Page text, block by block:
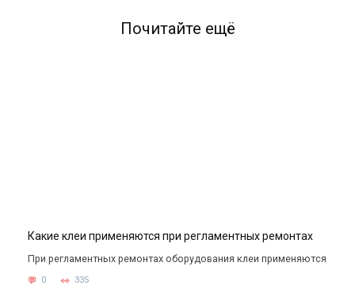
Почитайте ещё
Какие клеи применяются при регламентных ремонтах
При регламентных ремонтах оборудования клеи применяются
0 335